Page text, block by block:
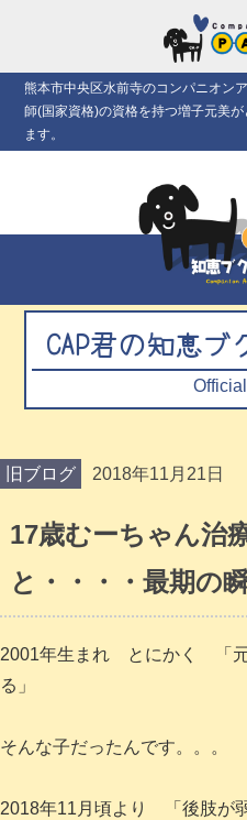
熊本市中央区水前寺のコンパニオン
師(国家資格)の資格を持つ増子元美
ます。
CAP君の知恵
旧ブログ 2018年11月21日
17歳むーちゃん治
と・・・・最期の
2001年生まれ とにかく 「元
る」
そんな子だったんです。。。
2018年11月頃より 「後肢が